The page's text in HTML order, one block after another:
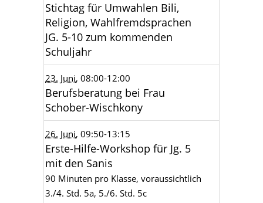
Stichtag für Umwahlen Bili,
Religion, Wahlfremdsprachen
JG. 5-10 zum kommenden
Schuljahr
23. Juni, 08:00-12:00
Berufsberatung bei Frau
Schober-Wischkony
26. Juni, 09:50-13:15
Erste-Hilfe-Workshop für Jg. 5
mit den Sanis
90 Minuten pro Klasse, voraussichtlich
3./4. Std. 5a, 5./6. Std. 5c